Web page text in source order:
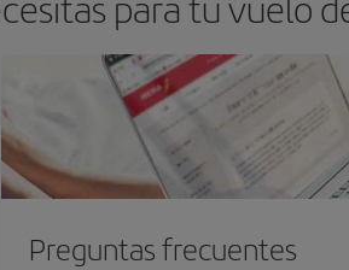
Preguntas frecuentes